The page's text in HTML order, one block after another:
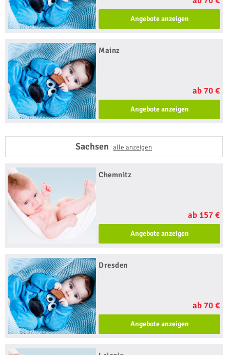
Angebote anzeigen
Mainz
ab 70 €
Angebote anzeigen
Sachsenalle anzeigen
Chemnitz
ab 157 €
Angebote anzeigen
Dresden
ab 70 €
Angebote anzeigen